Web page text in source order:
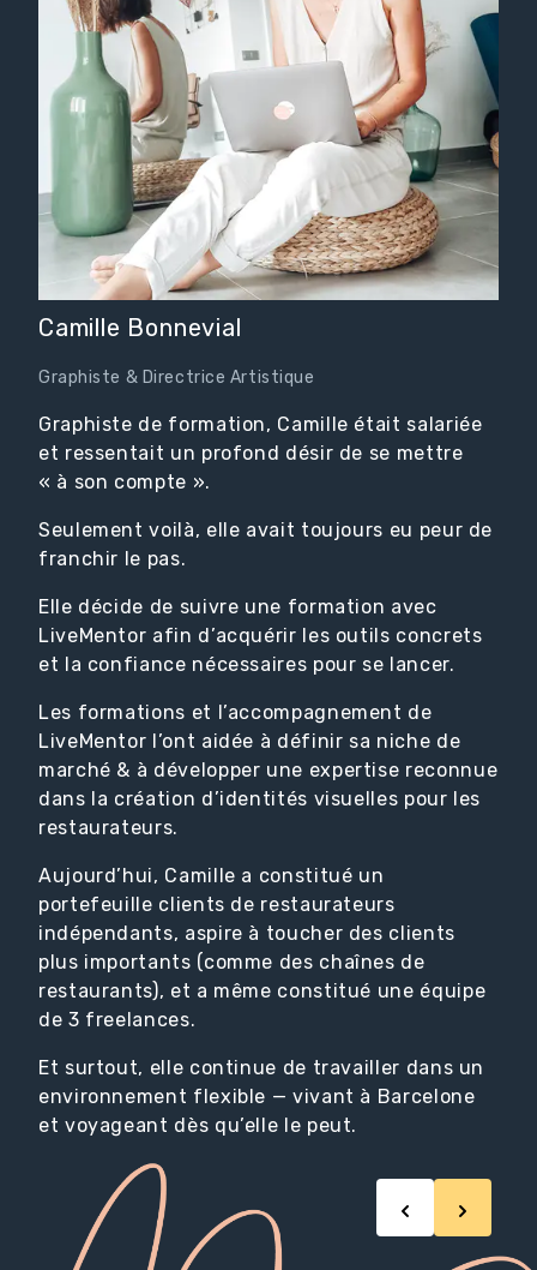
Camille Bonnevial
Graphiste & Directrice Artistique
Graphiste de formation, Camille était salariée
et ressentait un profond désir de se mettre
« à son compte ».
Seulement voilà, elle avait toujours eu peur de
franchir le pas.
Elle décide de suivre une formation avec
LiveMentor afin d’acquérir les outils concrets
et la confiance nécessaires pour se lancer.
Les formations et l’accompagnement de
LiveMentor l’ont aidée à définir sa niche de
marché & à développer une expertise reconnue
dans la création d’identités visuelles pour les
restaurateurs.
Aujourd’hui, Camille a constitué un
portefeuille clients de restaurateurs
indépendants, aspire à toucher des clients
plus importants (comme des chaînes de
restaurants), et a même constitué une équipe
de 3 freelances.
Et surtout, elle continue de travailler dans un
environnement flexible — vivant à Barcelone
et voyageant dès qu’elle le peut.